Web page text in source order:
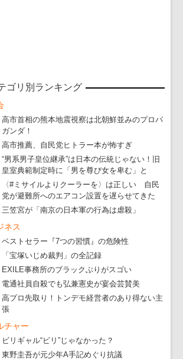
東京五輪強行開催特別企
・ 五輪入場行進にすぎやま
・ 大ウソだらけの東京五輪
・
五輪サッカー・久保建英が南
・ 五輪関係者が入国
ゴリ別ランキング
高市首相の熊本地震視察は北朝鮮並みのプロパ
ガンダ！
高市推薦、自民党ヒトラー本が怖すぎ
“男系男子皇位継承”は日本の伝統じゃない！旧
皇室典範制定時に「男を尊び女を卑む」と
〈#ミサイルよりクーラーを〉は正しい 自民
党が避難所へのエアコン設置を遅らせてきた
三笠宮が「南京の日本軍の行為は虐殺」
ネス
ベストセラー『7つの習慣』の危険性
「宝塚いじめ裁判」の全記録
EXILE事務所のブラックぶりがスゴい
電通社員自殺でも弘兼憲史が宴会芸賛美
高プロ先取り！トンデモ経営者のあり得ない主
張
チャー
ビリギャル“ビリ”じゃなかった？
東野圭吾が元少年A手記めぐり抗議